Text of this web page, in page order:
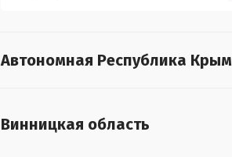
Автономная Республика Крым
Винницкая область